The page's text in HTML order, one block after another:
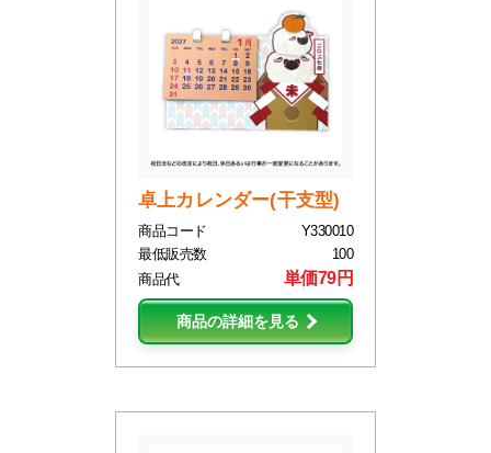
卓上カレンダー(干支型)
商品コード
Y330010
最低販売数
100
商品代
単価79円
商品の詳細を見る